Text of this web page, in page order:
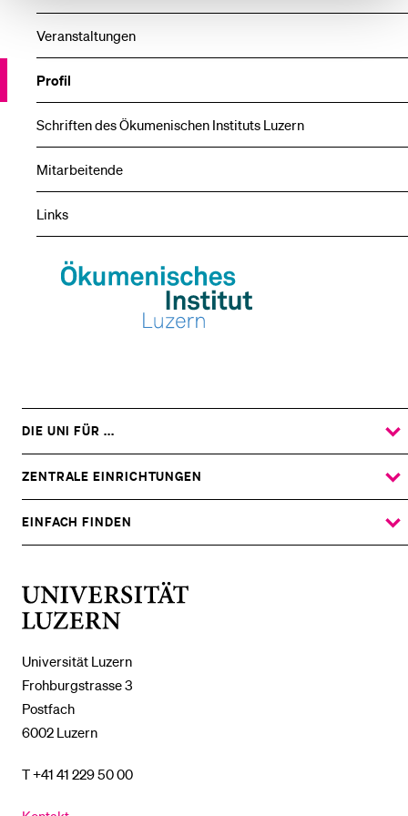
Veranstaltungen
Profil
Schriften des Ökumenischen Instituts Luzern
Mitarbeitende
Links
Ökumenisches
Universität Luzern
Frohburgstrasse 3
Postfach
6002 Luzern
T +41 41 229 50 00
DIE UNI FÜR ...
ZEIGE
DAS
UNTERMENÜ
ZENTRALE EINRICHTUNGEN
ZEIGE
DAS
UNTERMENÜ
EINFACH FINDEN
ZEIGE
DAS